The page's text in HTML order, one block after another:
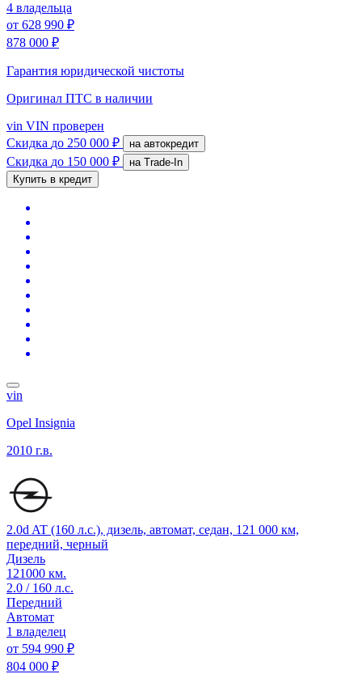
4 владельца
от 628 990 ₽
878 000 ₽
Гарантия юридической чистоты
Оригинал ПТС в наличии
vin VIN проверен
Скидка до 250 000 ₽ на автокредит
Скидка до 150 000 ₽
на Trade-In
Купить в кредит
vin
Opel Insignia
2010 г.в.
2.0d AT (160 л.с.), дизель, автомат, седан, 121 000 км,
передний, черный
Дизель
121000 км.
2.0 / 160 л.с.
Передний
Автомат
1 владелец
от 594 990 ₽
804 000 ₽